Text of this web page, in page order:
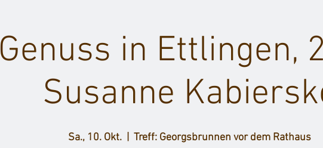
Genuss in Ettlingen,
Susanne
Sa., 10. Okt.
  |
Treff: Georgsbrunnen vor dem Rathaus